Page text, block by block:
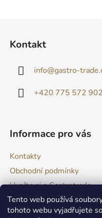
Tento web používá
tohoto webu vyjadřujete
Kontakt
info@gastro-
+420 775 572
Informace pro vás
Kontakty
Obchodní podmínky
Uvařte si s Gastrotrade
Naše produkty - Tipy a
Reklamace zboží